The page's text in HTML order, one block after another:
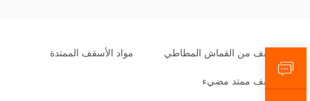
سقف من القماش المطاطي مواد الأسقف الممتدة
سقف ممتد مضيء